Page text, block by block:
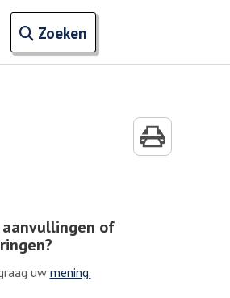
ZoekenOpen zoekveld
of
uwmening.